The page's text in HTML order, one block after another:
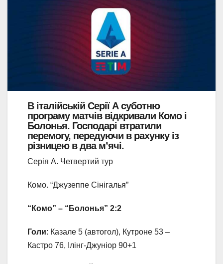
В італійській Серії А суботню
програму матчів відкривали Комо і
Болонья. Господарі втратили
перемогу, передуючи в рахунку із
різницею в два м’ячі.
Серія А. Четвертий тур
Комо. “Джузеппе Сінігалья”
“Комо” – “Болонья” 2:2
Голи: Казале 5 (автогол), Кутроне 53 –
Кастро 76, Ілінг-Джуніор 90+1